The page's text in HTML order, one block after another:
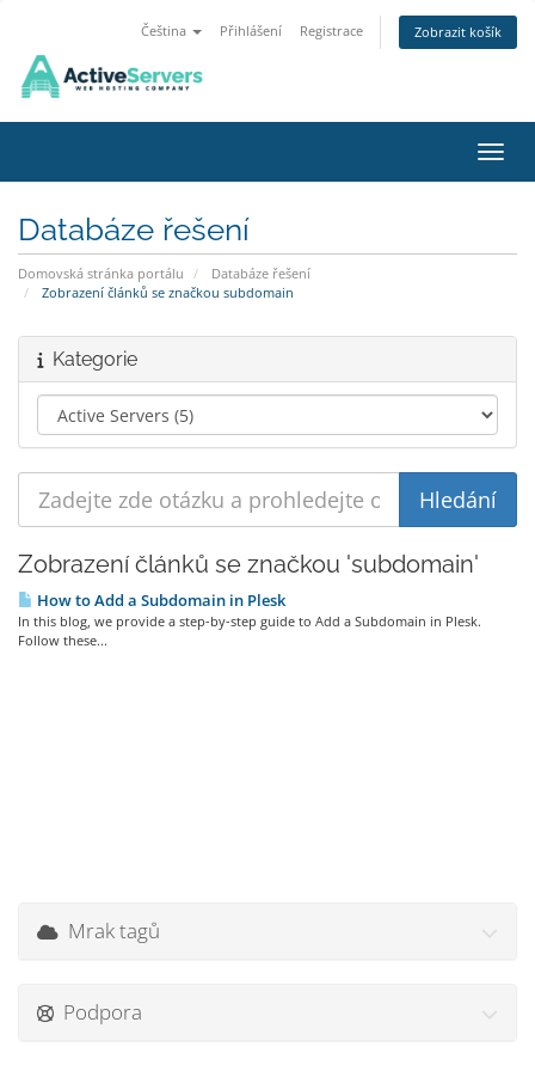
Čeština Přihlášení Registrace Zobrazit košík
Databáze řešení
Domovská stránka portálu
Databáze řešení
Zobrazení článků se značkou subdomain
Kategorie
Zobrazení článků se značkou 'subdomain'
How to Add a Subdomain in Plesk
In this blog, we provide a step-by-step guide to Add a Subdomain in Plesk.
Follow these...
Mrak tagů
Podpora